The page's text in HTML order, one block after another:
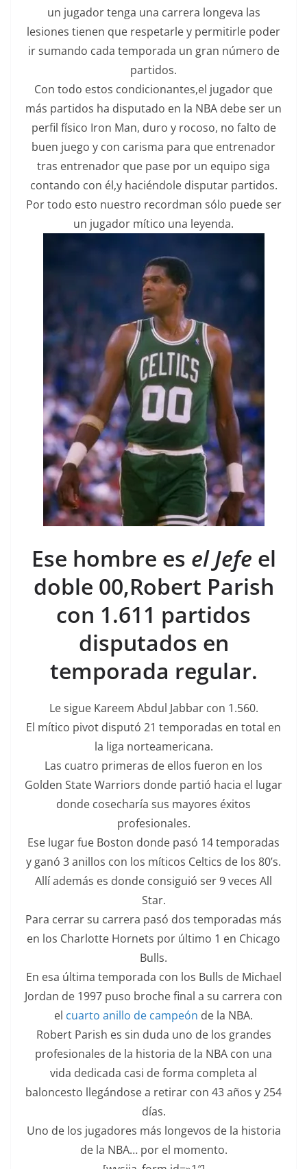
un jugador tenga una carrera longeva las
lesiones tienen que respetarle y permitirle poder
ir sumando cada temporada un gran número de
partidos.
Con todo estos condicionantes,el jugador que
más partidos ha disputado en la NBA debe ser un
perfil físico Iron Man, duro y rocoso, no falto de
buen juego y con carisma para que entrenador
tras entrenador que pase por un equipo siga
contando con él,y haciéndole disputar partidos.
Por todo esto nuestro recordman sólo puede ser
un jugador mítico una leyenda.
Ese hombre es el Jefe el
doble 00,Robert Parish
con 1.611 partidos
disputados en
temporada regular.
Le sigue Kareem Abdul Jabbar con 1.560.
El mítico pivot disputó 21 temporadas en total en
la liga norteamericana.
Las cuatro primeras de ellos fueron en los
Golden State Warriors donde partió hacia el lugar
donde cosecharía sus mayores éxitos
profesionales.
Ese lugar fue Boston donde pasó 14 temporadas
y ganó 3 anillos con los míticos Celtics de los 80’s.
Allí además es donde consiguió ser 9 veces All
Star.
Para cerrar su carrera pasó dos temporadas más
en los Charlotte Hornets por último 1 en Chicago
Bulls.
En esa última temporada con los Bulls de Michael
Jordan de 1997 puso broche final a su carrera con
el cuarto anillo de campeón de la NBA.
Robert Parish es sin duda uno de los grandes
profesionales de la historia de la NBA con una
vida dedicada casi de forma completa al
baloncesto llegándose a retirar con 43 años y 254
días.
Uno de los jugadores más longevos de la historia
de la NBA… por el momento.